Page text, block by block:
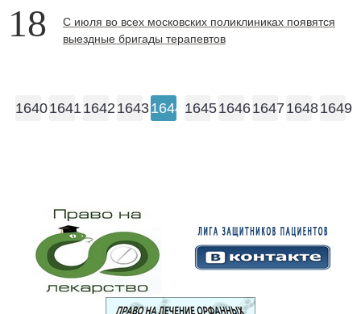
18
С июля во всех московских поликлиниках появятся
выездные бригады терапевтов
16401641 1642 16431644 164516461647 16481649